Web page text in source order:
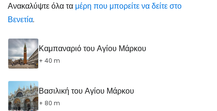
Ανακαλύψτε όλα τα μέρη που μπορείτε να δείτε στο
Βενετία.
Καμπαναριό του Αγίου Μάρκου
+ 40 m
Βασιλική του Αγίου Μάρκου
+ 80 m